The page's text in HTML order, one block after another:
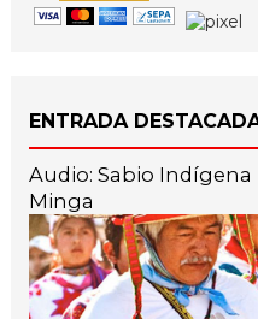
ENTRADA
Audio: Sabio Indígena
Minga